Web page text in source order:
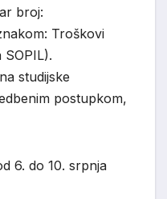
broj:
Troškovi
studijske
postupkom,
6. do 10. srpnja